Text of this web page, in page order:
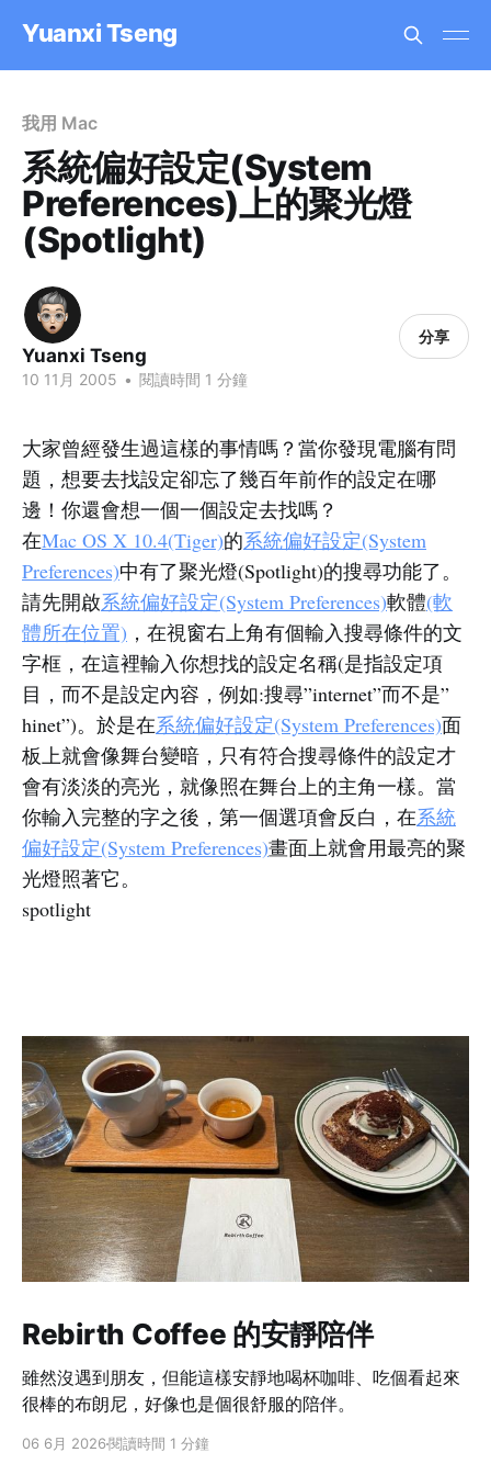
Yuanxi Tseng
我用 Mac
系統偏好設定(System
Preferences)上的聚光燈
(Spotlight)
Yuanxi Tseng
10 11月 2005 • 閱讀時間 1 分鐘
分享
大家曾經發生過這樣的事情嗎？當你發現電腦有問
題，想要去找設定卻忘了幾百年前作的設定在哪
邊！你還會想一個一個設定去找嗎？
在Mac OS X 10.4(Tiger)的系統偏好設定(System
Preferences)中有了聚光燈(Spotlight)的搜尋功能了。
請先開啟系統偏好設定(System Preferences)軟體(軟
體所在位置) ，在視窗右上角有個輸入搜尋條件的文
字框，在這裡輸入你想找的設定名稱(是指設定項
目，而不是設定內容，例如:搜尋”internet”而不是”
hinet”)。於是在系統偏好設定(System Preferences)面
板上就會像舞台變暗，只有符合搜尋條件的設定才
會有淡淡的亮光，就像照在舞台上的主角一樣。當
你輸入完整的字之後，第一個選項會反白，在系統
偏好設定(System Preferences)畫面上就會用最亮的聚
光燈照著它。
spotlight
Rebirth Coffee 的安靜陪伴
雖然沒遇到朋友，但能這樣安靜地喝杯咖啡、吃個看起來
很棒的布朗尼，好像也是個很舒服的陪伴。
06 6月 2026閱讀時間 1 分鐘